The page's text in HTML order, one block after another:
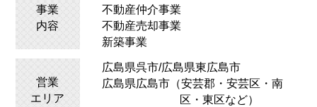
事業
内容
不動産仲介事業
不動産売却事業
新築事業
営業
エリア
広島県呉市/広島県東広島市
広島県広島市（安芸郡・安芸区・南
区・東区など）